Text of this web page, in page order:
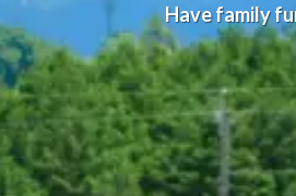
Have family